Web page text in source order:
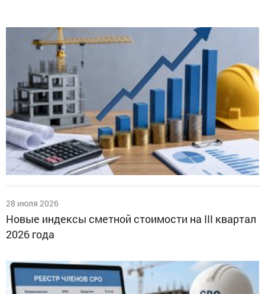
28 июля 2026
Новые индексы сметной стоимости на III квартал
2026 года